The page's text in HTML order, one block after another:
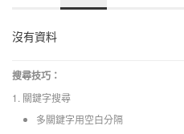
沒有資料
搜尋技巧：
1. 關鍵字搜尋
多關鍵字用空白分隔